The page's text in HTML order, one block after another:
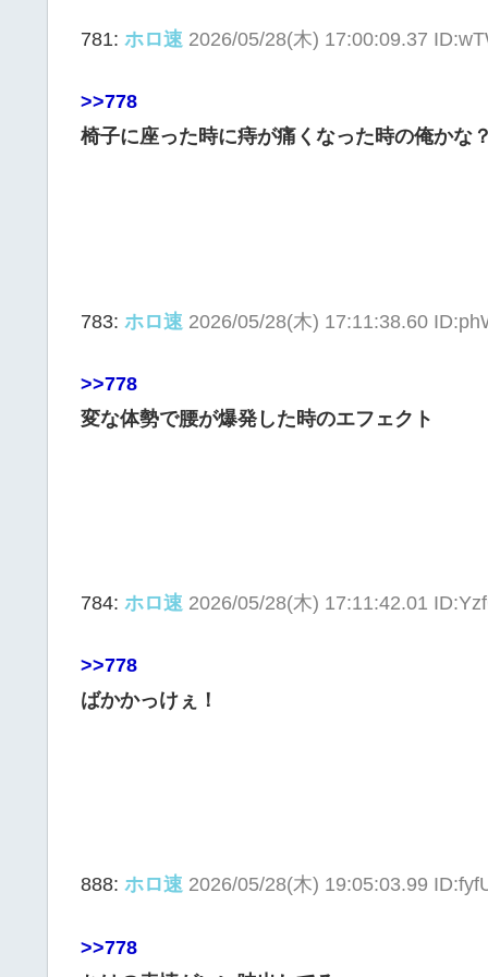
781: ホロ速 2026/05/28(木) 17:00:09.37
>>778
椅子に座った時に痔が痛くなった時の俺かな？
783: ホロ速 2026/05/28(木) 17:11:38.60
>>778
変な体勢で腰が爆発した時のエフェクト
784: ホロ速 2026/05/28(木) 17:11:42.01
>>778
ばかかっけぇ！
888: ホロ速 2026/05/28(木) 19:05:03.99
>>778